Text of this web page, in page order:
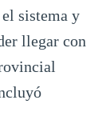
sistema y
llegar con